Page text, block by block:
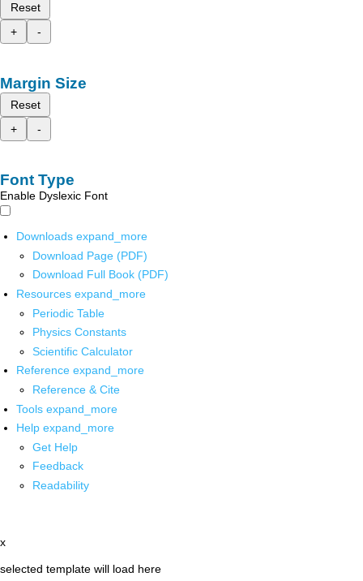
Reset
+
-
Margin Size
Reset
+
-
Font Type
Enable Dyslexic Font
Downloads expand_more
Download Page (PDF)
Download Full Book (PDF)
Resources expand_more
Periodic Table
Physics Constants
Scientific Calculator
Reference expand_more
Reference & Cite
Tools expand_more
Help expand_more
Get Help
Feedback
Readability
x
selected template will load here